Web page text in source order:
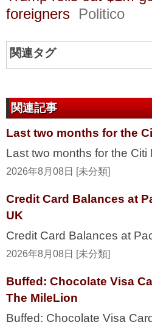
foreigners Politico
関連タグ
関連記事
Last two months for the
Last two months for the
2026年8月08日 [未分類]
Credit Card Balances at
UK
Credit Card Balances at
2026年8月08日 [未分類]
Buffed: Chocolate Visa
The MileLion
Buffed: Chocolate Visa